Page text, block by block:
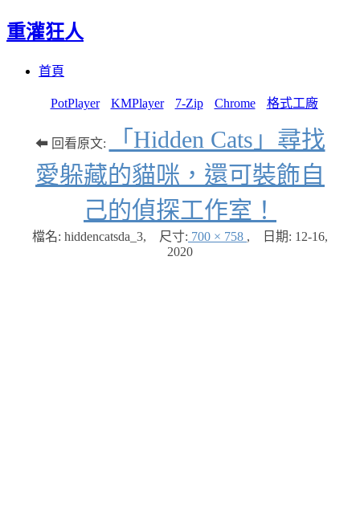
重灌狂人
首頁
PotPlayer KMPlayer 7-Zip Chrome 格式工廠
⬅ 回看原文:
「Hidden Cats」尋找
愛躲藏的貓咪，還可裝飾自
己的偵探工作室！
檔名: hiddencatsda_3, 尺寸: 700 × 758 , 日期: 12-16,
2020